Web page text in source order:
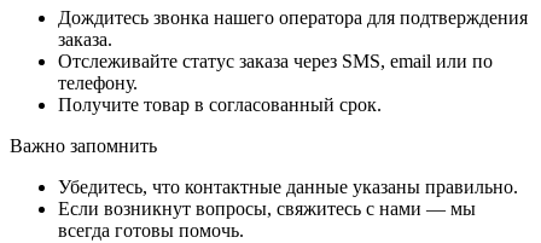
Дождитесь звонка нашего оператора для подтверждения
заказа.
Отслеживайте статус заказа через SMS, email или по
телефону.
Получите товар в согласованный срок.
Важно запомнить
Убедитесь, что контактные данные указаны правильно.
Если возникнут вопросы, свяжитесь с нами — мы
всегда готовы помочь.